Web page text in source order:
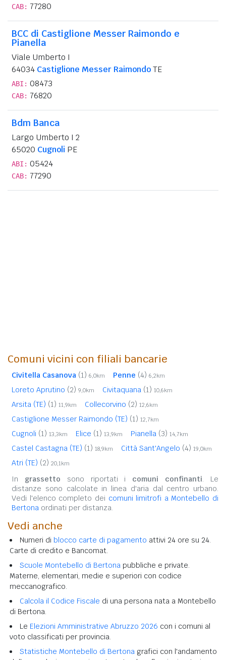
CAB: 77280
BCC di Castiglione Messer Raimondo e
Pianella
Viale Umberto I
64034 Castiglione Messer RaimondoTE
ABI: 08473
CAB: 76820
Bdm Banca
Largo Umberto I 2
65020 Cugnoli PE
ABI: 05424
CAB: 77290
Comuni vicini con filiali bancarie
Civitella Casanova (1) 6,0km Penne (4) 6,2km
Loreto Aprutino (2) 9,0km Civitaquana (1) 10,6km
Arsita (TE) (1) 11,9km Collecorvino (2) 12,6km
Castiglione Messer Raimondo (TE) (1) 12,7km
Cugnoli (1) 13,3km Elice (1) 13,9km Pianella (3) 14,7km
Castel Castagna (TE) (1) 18,9km Città Sant'Angelo (4) 19,0km
Atri (TE) (2) 20,1km
In grassetto sono riportati i comuni confinanti. Le
distanze sono calcolate in linea d'aria dal centro urbano.
Vedi l'elenco completo dei comuni limitrofi a Montebello di
Bertona ordinati per distanza.
Vedi anche
Numeri di blocco carte di pagamento attivi 24 ore su 24.
Carte di credito e Bancomat.
Scuole Montebello di Bertona pubbliche e private.
Materne, elementari, medie e superiori con codice
meccanografico.
Calcola il Codice Fiscale di una persona nata a Montebello
di Bertona.
Le Elezioni Amministrative Abruzzo 2026 con i comuni al
voto classificati per provincia.
Statistiche Montebello di Bertona grafici con l'andamento